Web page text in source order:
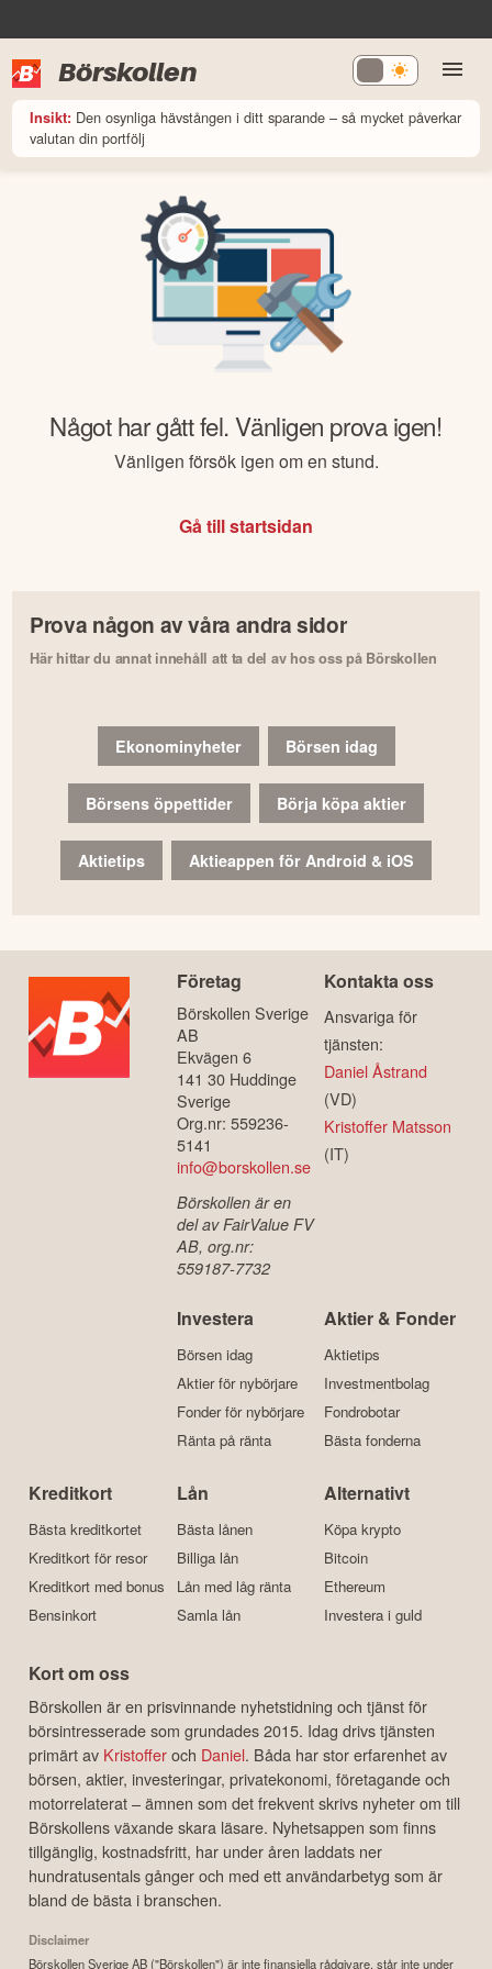
Börskollen
Insikt: Den osynliga hävstången i ditt sparande – så mycket påverkar
valutan din portfölj
Något har gått fel. Vänligen prova igen!
Vänligen försök igen om en stund.
Gå till startsidan
Prova någon av våra andra sidor
Här hittar du annat innehåll att ta del av hos oss på Börskollen
Ekonominyheter Börsen idag
Börsens öppettider Börja köpa aktier
Aktietips Aktieappen för Android & iOS
Företag
Börskollen Sverige
AB
Ekvägen 6
141 30 Huddinge
Sverige
Org.nr: 559236-
5141
info@borskollen.se
Börskollen är en
del av FairValue FV
AB, org.nr:
559187-7732
Kontakta oss
Ansvariga för
tjänsten:
Daniel Åstrand
(VD)
Kristoffer Matsson
(IT)
Investera
Börsen idag
Aktier för nybörjare
Fonder för nybörjare
Ränta på ränta
Aktier & Fonder
Aktietips
Investmentbolag
Fondrobotar
Bästa fonderna
Kreditkort
Bästa kreditkortet
Kreditkort för resor
Kreditkort med bonus
Bensinkort
Lån
Bästa lånen
Billiga lån
Lån med låg ränta
Samla lån
Alternativt
Köpa krypto
Bitcoin
Ethereum
Investera i guld
Kort om oss
Börskollen är en prisvinnande nyhetstidning och tjänst för
börsintresserade som grundades 2015. Idag drivs tjänsten
primärt av Kristofferoch Daniel. Båda har stor erfarenhet av
börsen, aktier, investeringar, privatekonomi, företagande och
motorrelaterat – ämnen som det frekvent skrivs nyheter om till
Börskollens växande skara läsare. Nyhetsappen som finns
tillgänglig, kostnadsfritt, har under åren laddats ner
hundratusentals gånger och med ett användarbetyg som är
bland de bästa i branschen.
Disclaimer
Börskollen Sverige AB ("Börskollen") är inte finansiella rådgivare, står inte under